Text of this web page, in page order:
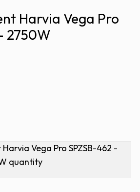
Harvia Vega Pro
2750W
Vega Pro SPZSB-462 -
quantity